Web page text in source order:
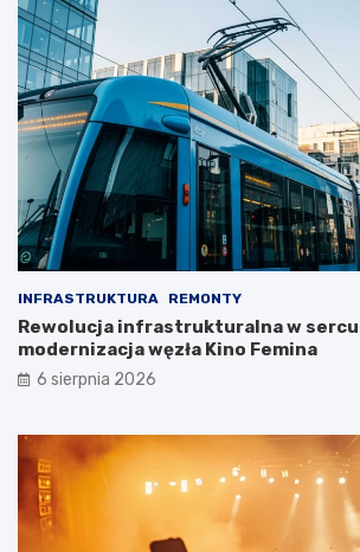
INFRASTRUKTURA REMONTY
Rewolucja infrastrukturalna w sercu
modernizacja węzła Kino Femina
6 sierpnia 2026